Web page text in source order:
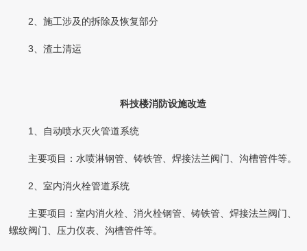
2、施工涉及的拆除及恢复部分
3、渣土清运
科技楼消防设施改造
1、自动喷水灭火管道系统
主要项目：水喷淋钢管、铸铁管、焊接法兰阀门、沟槽管件等。
2、室内消火栓管道系统
主要项目：室内消火栓、消火栓钢管、铸铁管、焊接法兰阀门、
螺纹阀门、压力仪表、沟槽管件等。